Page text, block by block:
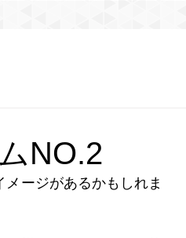
NO.2
ージがあるかもしれま